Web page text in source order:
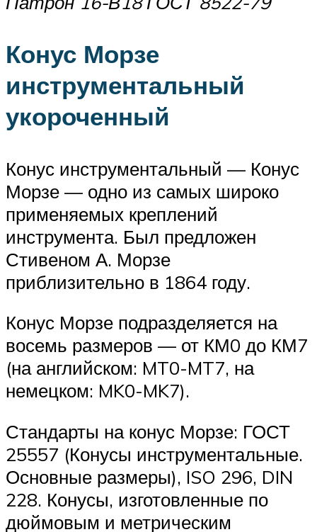
Конус Морзе
инструментальный
укороченный
Конус инструментальный — Конус
Морзе — одно из самых широко
применяемых креплений
инструмента. Был предложен
Стивеном А. Морзе
приблизительно в 1864 году.
Конус Морзе подразделяется на
восемь размеров — от КМ0 до КМ7
(на английском: MT0-MT7, на
немецком: MK0-MK7).
Стандарты на конус Морзе: ГОСТ
25557 (Конусы инструментальные.
Основные размеры), ISO 296, DIN
228. Конусы, изготовленные по
дюймовым и метрическим